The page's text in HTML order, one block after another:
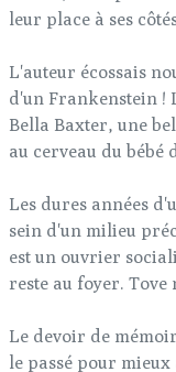
leur place à ses
L'auteur écossais
d'un Frankenstein !
Bella Baxter, une
au cerveau du bébé
Les dures années
sein d'un milieu
est un ouvrier
reste au foyer. Tove
Le devoir de
le passé pour